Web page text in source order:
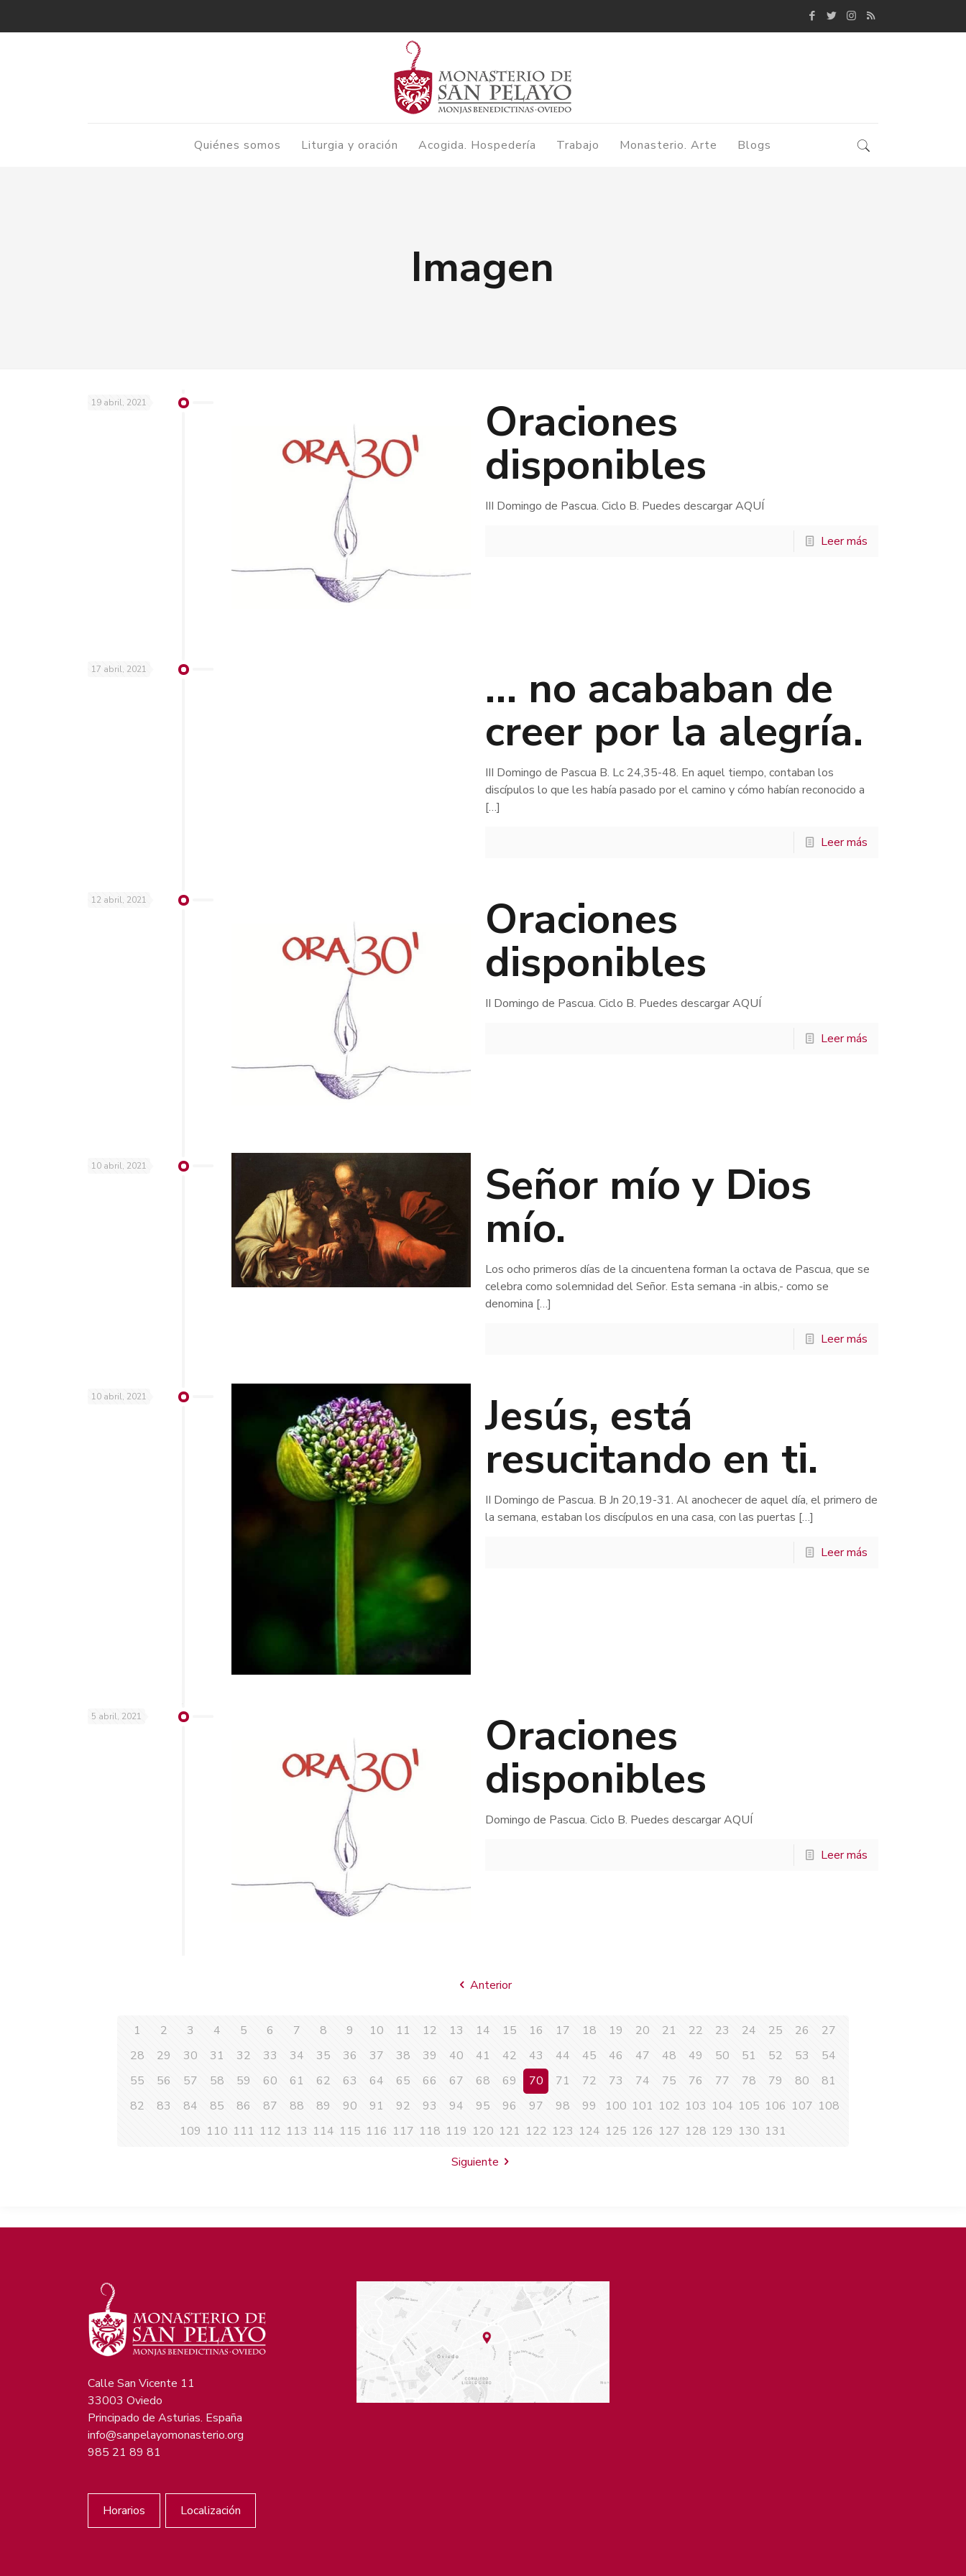
Quiénes somos Liturgia y oración Acogida. Hospedería Trabajo Monasterio. Arte Blogs
Imagen
19 abril, 2021 Oraciones
disponibles
III Domingo de Pascua. Ciclo B. Puedes descargar AQUÍ
Leer más
17 abril, 2021 … no acababan de
creer por la alegría.
III Domingo de Pascua B. Lc 24,35-48. En aquel tiempo, contaban los
discípulos lo que les había pasado por el camino y cómo habían reconocido a
[…]
Leer más
12 abril, 2021 Oraciones
disponibles
II Domingo de Pascua. Ciclo B. Puedes descargar AQUÍ
Leer más
10 abril, 2021 Señor mío y Dios
mío.
Los ocho primeros días de la cincuentena forman la octava de Pascua, que se
celebra como solemnidad del Señor. Esta semana -in albis,- como se
denomina […]
Leer más
10 abril, 2021 Jesús, está
resucitando en ti.
II Domingo de Pascua. B Jn 20,19-31. Al anochecer de aquel día, el primero de
la semana, estaban los discípulos en una casa, con las puertas […]
Leer más
5 abril, 2021 Oraciones
disponibles
Domingo de Pascua. Ciclo B. Puedes descargar AQUÍ
Leer más
Anterior
1 2 3 4 5 6 7 8 9 10 11 12 13 14 15 16 17 18 19 20 21 22 23 24 25 26
27
28
29 30 31 32 33 34 35 36 37 38 39 40 41 42 43 44 45 46 47 48 49 50 51 52 53
54
55
56 57 58 59 60 61 62 63 64 65 66 67 68 69 70 71 72 73 74 75 76 77 78 79 80
81
82
83 84 85 86 87 88 89 90 91 92 93 94 95 96 97 98 99 100 101 102 103 104 105 106 107 108
109 110 111 112 113 114 115 116 117 118 119 120 121 122 123 124 125 126 127 128 129 130 131
Siguiente
Calle San Vicente 11
33003 Oviedo
Principado de Asturias. España
info@sanpelayomonasterio.org
985 21 89 81
Horarios Localización